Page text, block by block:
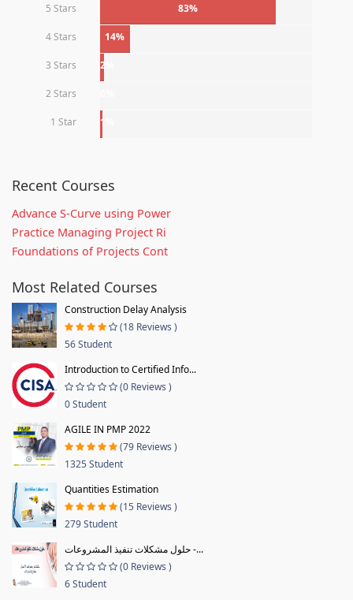
5 Stars
83%
4 Stars 14%
3 Stars 2%
2 Stars
1 Star 1%
Recent Courses
Advance S-Curve using Power
Practice Managing Project Ri
Foundations of Projects Cont
Most Related Courses
Construction Delay Analysis
(18 Reviews )
56 Student
Introduction to Certified Info...
(0 Reviews )
0 Student
AGILE IN PMP 2022
(79 Reviews )
1325 Student
Quantities Estimation
(15 Reviews )
279 Student
حلول مشكلات تنفيذ المشروعات -...
(0 Reviews )
6 Student